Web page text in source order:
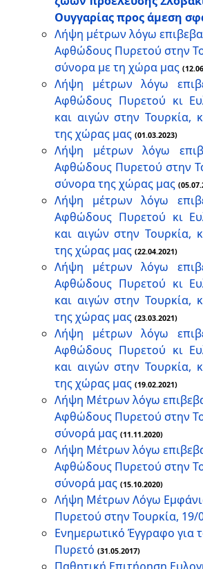
Ουγγαρίας προς άμεση
Λήψη μέτρων λόγω
Αφθώδους Πυρετού στην
σύνορα με τη χώρα μας
Λήψη μέτρων λόγω
Αφθώδους Πυρετού κι
και αιγών στην Τουρκία,
της χώρας μας (01.03.2023)
Λήψη μέτρων λόγω
Αφθώδους Πυρετού στην
σύνορα της χώρας μας
Λήψη μέτρων λόγω
Αφθώδους Πυρετού κι
και αιγών στην Τουρκία,
της χώρας μας (22.04.2021)
Λήψη μέτρων λόγω
Αφθώδους Πυρετού κι
και αιγών στην Τουρκία,
της χώρας μας (23.03.2021)
Λήψη μέτρων λόγω
Αφθώδους Πυρετού κι
και αιγών στην Τουρκία,
της χώρας μας (19.02.2021)
Λήψη Μέτρων λόγω
Αφθώδους Πυρετού στην
σύνορά μας (11.11.2020)
Λήψη Μέτρων λόγω
Αφθώδους Πυρετού στην
σύνορά μας (15.10.2020)
Λήψη Μέτρων Λόγω
Πυρετού στην Τουρκία, 19/
Ενημερωτικό Έγγραφο για
Πυρετό (31.05.2017)